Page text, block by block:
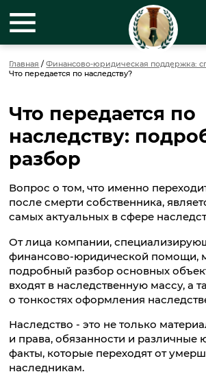
Главная /Финансово-юридическая поддержка:
Что передается по наследству?
Что передается по
наследству:
разбор
Вопрос о том, что именно
после смерти собственника,
самых актуальных в сфере
От лица компании,
финансово-юридической помощи,
подробный разбор основных
входят в наследственную массу, а
о тонкостях оформления
Наследство - это не только
и права, обязанности и различные
факты, которые переходят от
наследникам.